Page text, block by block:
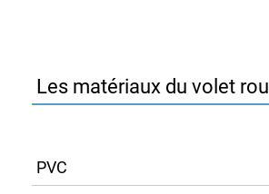
Les matériaux du volet
PVC